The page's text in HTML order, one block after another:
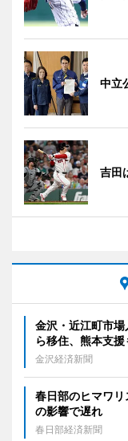
中立
吉田
金沢・近江町市
ら移住、熊本支援
金沢経済新聞
春日部のヒマワ
の影響で遅れ
春日部経済新聞